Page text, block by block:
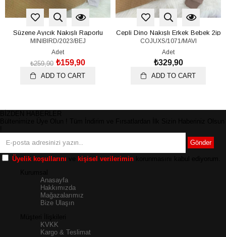
Süzene Ayıcık Nakışlı Raporlu
Çıtçıtlı Badili Erkek Bebek 3lü
Takım 0-3/3-6/6-9 Ay
MINIBIRD/2023/BEJ
Adet
₺159,90
₺259,90
ADD TO CART
Cepli Dino Nakışlı Erkek Bebek 2ip
Takım 6-9/9-12/12-18/18-24 Ay
COJUXS/1071/MAVI
Adet
₺329,90
ADD TO CART
Gönder
Üyelik koşullarını kişisel verilerimin
Anasayfa
Hakkımızda
Mağazalarımız
Bize Ulaşın
KVKK
Kargo & Teslimat